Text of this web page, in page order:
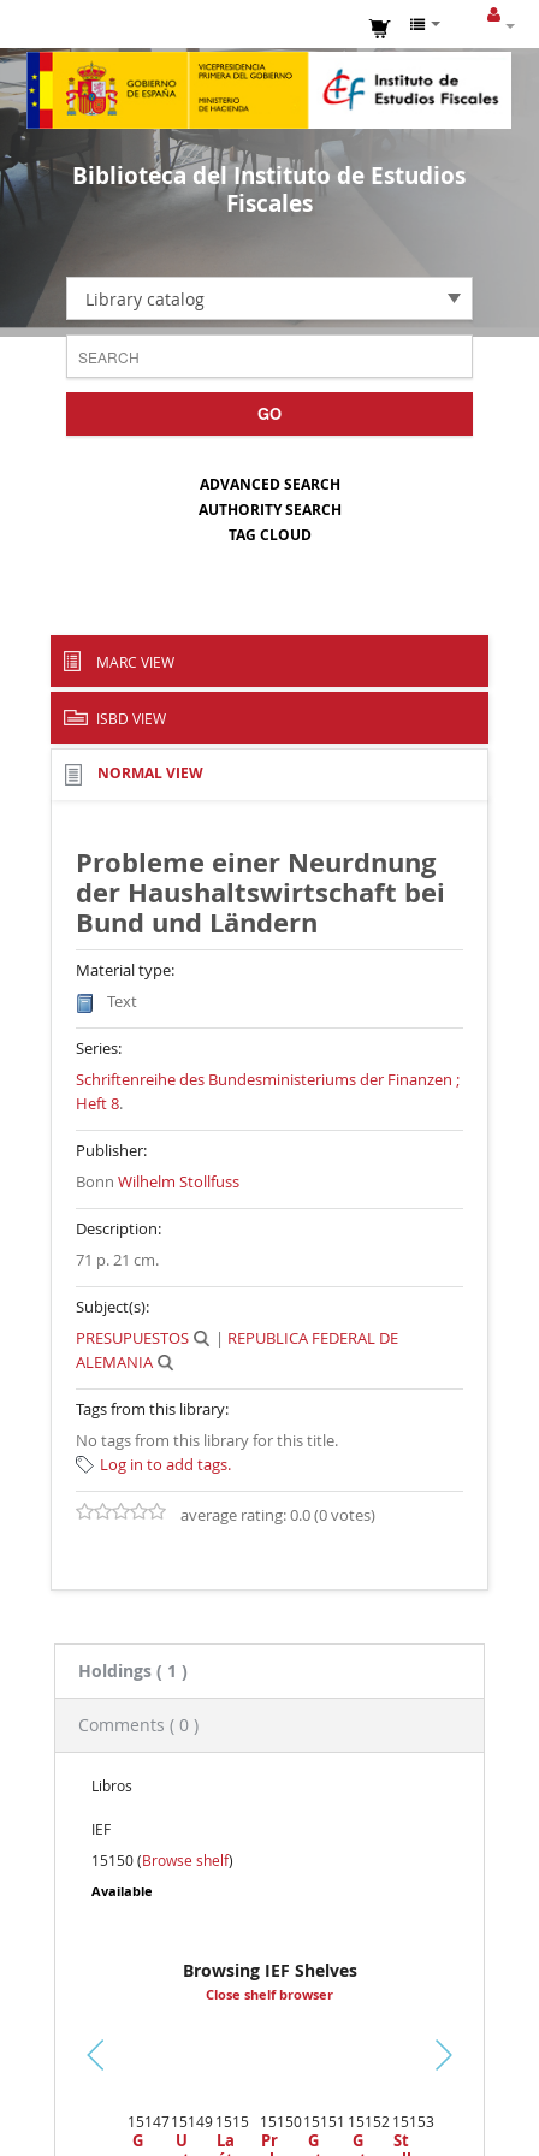
Biblioteca del Instituto de Estudios
Fiscales
Library catalog
GO
ADVANCED SEARCH
AUTHORITY SEARCH
TAG CLOUD
MARC VIEW
ISBD VIEW
NORMAL VIEW
Probleme einer Neurdnung
der Haushaltswirtschaft bei
Bund und Ländern
Material type:
Text
Series:
Schriftenreihe des Bundesministeriums der Finanzen ;
Heft 8.
Publisher:
BonnWilhelm Stollfuss
Description:
71 p. 21 cm.
Subject(s):
PRESUPUESTOS
| REPUBLICA FEDERAL DE
ALEMANIA
Tags from this library:
No tags from this library for this title.
Log in to add tags.
average rating: 0.0 (0 votes)
Holdings ( 1 )
Comments ( 0 )
Libros
IEF
15150 (Browse shelf)
Available
Browsing IEF Shelves
Close shelf browser
15147
G
15149
U
1515
La
15150
Pr
15151
G
15152
G
15153
St